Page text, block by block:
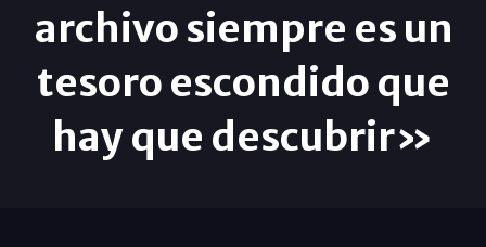
archivo siempre es un
tesoro escondido que
hay que descubrir»